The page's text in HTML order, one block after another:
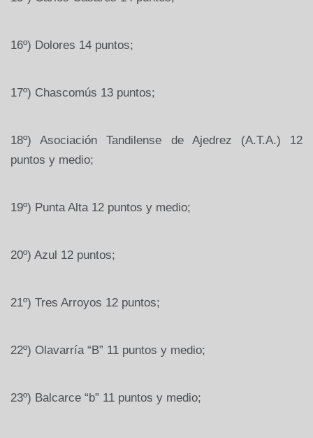
16º) Dolores 14 puntos;
17º) Chascomús 13 puntos;
18º) Asociación Tandilense de Ajedrez (A.T.A.) 12
puntos y medio;
19º) Punta Alta 12 puntos y medio;
20º) Azul 12 puntos;
21º) Tres Arroyos 12 puntos;
22º) Olavarría “B” 11 puntos y medio;
23º) Balcarce “b” 11 puntos y medio;